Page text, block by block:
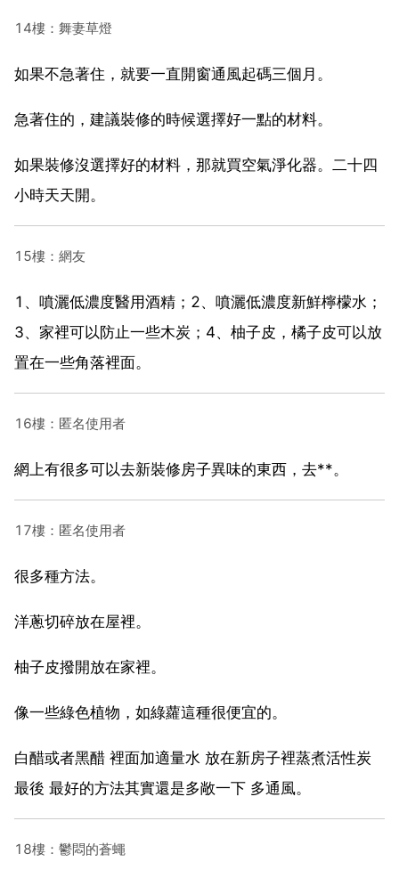
14樓：舞妻草燈
如果不急著住，就要一直開窗通風起碼三個月。
急著住的，建議裝修的時候選擇好一點的材料。
如果裝修沒選擇好的材料，那就買空氣淨化器。二十四
小時天天開。
15樓：網友
1、噴灑低濃度醫用酒精；2、噴灑低濃度新鮮檸檬水；
3、家裡可以防止一些木炭；4、柚子皮，橘子皮可以放
置在一些角落裡面。
16樓：匿名使用者
網上有很多可以去新裝修房子異味的東西，去**。
17樓：匿名使用者
很多種方法。
洋蔥切碎放在屋裡。
柚子皮撥開放在家裡。
像一些綠色植物，如綠蘿這種很便宜的。
白醋或者黑醋 裡面加適量水 放在新房子裡蒸煮活性炭
最後 最好的方法其實還是多敞一下 多通風。
18樓：鬱悶的蒼蠅